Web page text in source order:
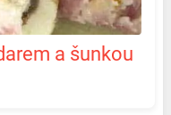
a šunkou